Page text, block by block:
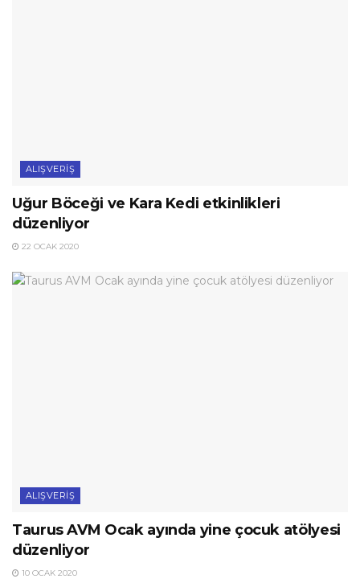
ALIŞVERIŞ
Uğur Böceği ve Kara Kedi etkinlikleri
düzenliyor
22 OCAK 2020
ALIŞVERIŞ
Taurus AVM Ocak ayında yine çocuk atölyesi
düzenliyor
10 OCAK 2020